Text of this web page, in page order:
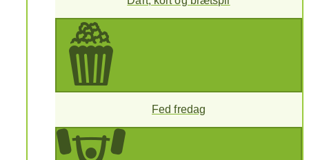
Fed fredag